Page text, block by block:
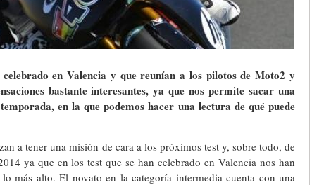
en Valencia y que reunían a los pilotos de Moto2 y
bastante interesantes, ya que nos permite sacar una
en la que podemos hacer una lectura de qué puede
a tener una misión de cara a los próximos test y, sobre todo, de
ya que en los test que se han celebrado en Valencia nos han
más alto. El novato en la categoría intermedia cuenta con una